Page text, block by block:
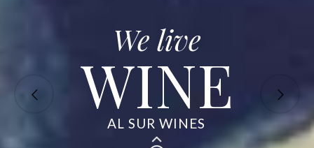
We live
AL SUR WINES
WINE
We enjoy